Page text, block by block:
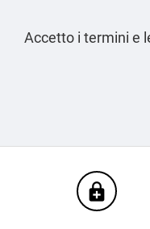
Accetto i termini e
enhanced_encryption